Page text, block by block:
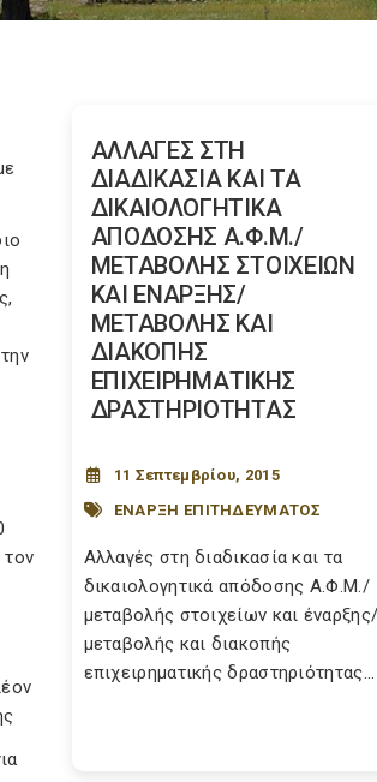
ΑΛΛΑΓΕΣ ΣΤΗ
ΔΙΑΔΙΚΑΣΙΑ ΚΑΙ ΤΑ
ΔΙΚΑΙΟΛΟΓΗΤΙΚΑ
ΑΠΟΔΟΣΗΣ Α.Φ.Μ./
ΜΕΤΑΒΟΛΗΣ ΣΤΟΙΧΕΙΩΝ
ΚΑΙ ΕΝΑΡΞΗΣ/
ΜΕΤΑΒΟΛΗΣ ΚΑΙ
ΔΙΑΚΟΠΗΣ
ΕΠΙΧΕΙΡΗΜΑΤΙΚΗΣ
ΔΡΑΣΤΗΡΙΟΤΗΤΑΣ
11 Σεπτεμβρίου, 2015
ΕΝΑΡΞΗ ΕΠΙΤΗΔΕΥΜΑΤΟΣ
Αλλαγές στη διαδικασία και τα
δικαιολογητικά απόδοσης Α.Φ.Μ./
μεταβολής στοιχείων και έναρξης/
μεταβολής και διακοπής
επιχειρηματικής δραστηριότητας...